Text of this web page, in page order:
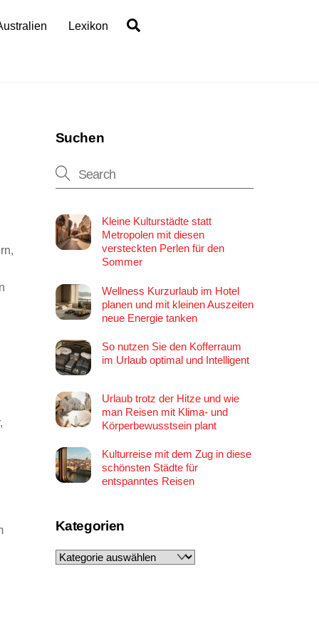
Lexikon
Suchen
Kleine Kulturstädte statt
Metropolen mit diesen
versteckten Perlen für den
Sommer
Wellness Kurzurlaub im Hotel
planen und mit kleinen Auszeiten
neue Energie tanken
So nutzen Sie den Kofferraum
im Urlaub optimal und Intelligent
Urlaub trotz der Hitze und wie
man Reisen mit Klima- und
Körperbewusstsein plant
Kulturreise mit dem Zug in diese
schönsten Städte für
entspanntes Reisen
Kategorien
Kategorien